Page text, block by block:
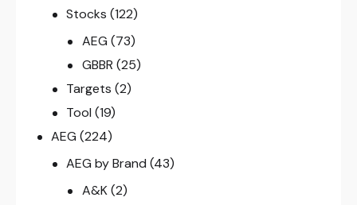
Stocks (122)
AEG (73)
GBBR (25)
Targets (2)
Tool (19)
AEG (224)
AEG by Brand (43)
A&K (2)